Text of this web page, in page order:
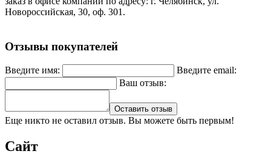
Новороссийская, 30, оф. 301.
Отзывы покупателей
Введите имя:
Введите email:
Ваш отзыв:
Оставить отзыв
Еще никто не оставил отзыв. Вы можете быть первым!
Сайт